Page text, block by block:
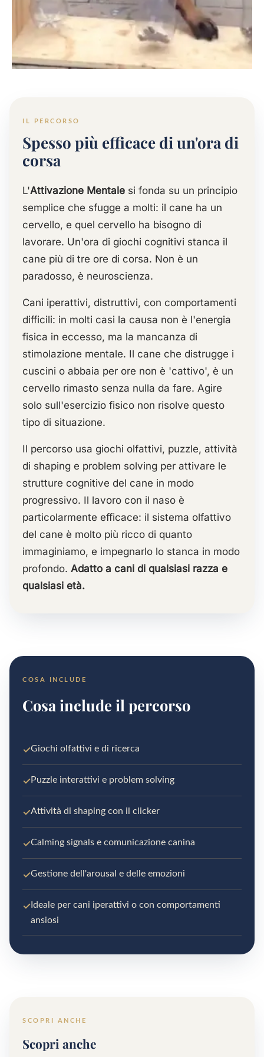
un'ora di corsa
Per cani iperattivi, distruttivi, ansiosi, o
IL PERCORSO
Spesso più efficace di un'ora di
corsa
L'Attivazione Mentale si fonda su un principio
semplice che sfugge a molti: il cane ha un
cervello, e quel cervello ha bisogno di
lavorare. Un'ora di giochi cognitivi stanca il
cane più di tre ore di corsa. Non è un
paradosso, è neuroscienza.
Cani iperattivi, distruttivi, con comportamenti
difficili: in molti casi la causa non è l'energia
fisica in eccesso, ma la mancanza di
stimolazione mentale. Il cane che distrugge i
cuscini o abbaia per ore non è 'cattivo', è un
cervello rimasto senza nulla da fare. Agire
solo sull'esercizio fisico non risolve questo
tipo di situazione.
Il percorso usa giochi olfattivi, puzzle, attività
di shaping e problem solving per attivare le
strutture cognitive del cane in modo
progressivo. Il lavoro con il naso è
particolarmente efficace: il sistema olfattivo
del cane è molto più ricco di quanto
immaginiamo, e impegnarlo lo stanca in modo
profondo. Adatto a cani di qualsiasi razza e
qualsiasi età.
COSA INCLUDE
Cosa include il percorso
✓Giochi olfattivi e di ricerca
✓Puzzle interattivi e problem solving
✓Attività di shaping con il clicker
✓Calming signals e comunicazione canina
✓Gestione dell'arousal e delle emozioni
✓ Ideale per cani iperattivi o con comportamenti
ansiosi
SCOPRI ANCHE
Scopri anche